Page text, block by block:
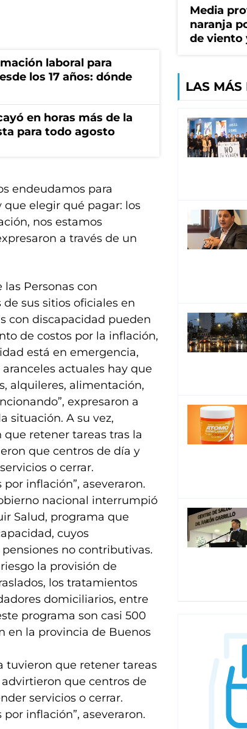
laboral para
los 17 años: dónde
en horas más de la
para todo agosto
endeudamos para
que elegir qué pagar: los
nos estamos
a través de un
Personas con
sus sitios oficiales en
con discapacidad pueden
de costos por la inflación,
está en emergencia,
actuales hay que
alquileres, alimentación,
expresaron a
situación. A su vez,
retener tareas tras la
que centros de día y
o cerrar.
inflación”, aseveraron.
nacional interrumpió
Salud, programa que
cuyos
no contributivas.
la provisión de
los tratamientos
domiciliarios, entre
programa son casi 500
en la provincia de Buenos
tuvieron que retener tareas
que centros de
servicios o cerrar.
inflación”, aseveraron.
Media
naranja
de viento
LAS MÁS